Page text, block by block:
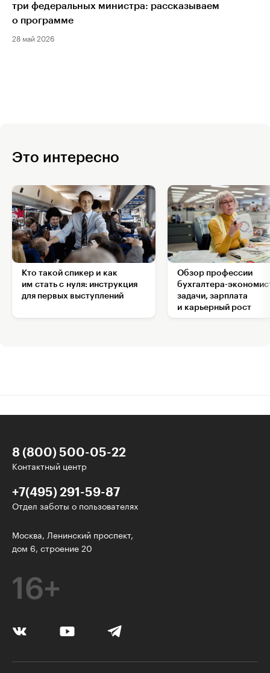
три федеральных министра: рассказываем
о программе
28 май 2026
Это интересно
Кто такой спикер и как
им стать с нуля: инструкция
для первых выступлений
Обзор профессии
бухгалтера-
задачи, зарплата
и карьерный рост
8 (800) 500-05-22
Контактный центр
+7(495) 291-59-87
Отдел заботы о пользователях
Москва, Ленинский проспект,
дом 6, строение 20
16+
Интересное - на почту!
Выберите тему рассылки
Дизайн
Программирование